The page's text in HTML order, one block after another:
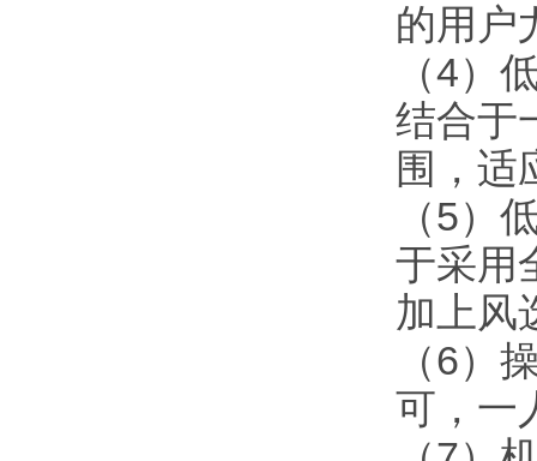
的用户
（4）
结合于
围，适
（5）
于采用
加上风
（6）
可，一